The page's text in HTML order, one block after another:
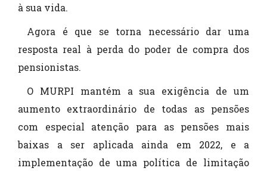
à sua vida.
Agora é que se torna necessário dar uma
resposta real à perda do poder de compra dos
pensionistas.
O MURPI mantém a sua exigência de um
aumento extraordinário de todas as pensões
com especial atenção para as pensões mais
baixas a ser aplicada ainda em 2022, e a
implementação de uma política de limitação